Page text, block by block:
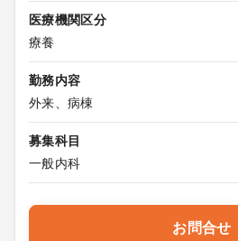
医療機関区分
療養
勤務内容
外来、病棟
募集科目
一般内科
お問合せ